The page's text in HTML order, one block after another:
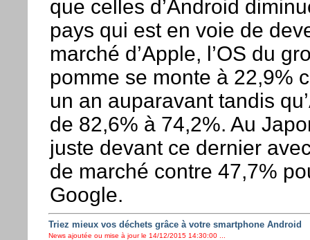
que celles d’Android
pays qui est en voie de
marché d’Apple, l’OS du
pomme se monte à 22,9%
un an auparavant tandis
de 82,6% à 74,2%. Au
juste devant ce dernier
de marché contre 47,7%
Google.
Triez mieux vos déchets grâce à votre smartphone Android
News ajoutée ou mise à jour le 14/12/2015 14:30:00 ...